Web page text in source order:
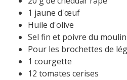
1 jaune d'œuf
Huile d'olive
Sel fin et poivre du moulin
Pour les brochettes de
1 courgette
12 tomates cerises